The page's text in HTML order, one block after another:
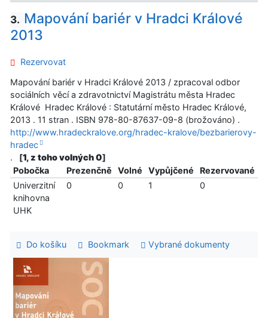
3. Mapování bariér v Hradci Králové
2013
Rezervovat
Mapování bariér v Hradci Králové 2013 / zpracoval odbor
sociálních věcí a zdravotnictví Magistrátu města Hradec
Králové Hradec Králové : Statutární město Hradec Králové,
2013 . 11 stran . ISBN 978-80-87637-09-8 (brožováno) .
http://www.hradeckralove.org/hradec-kralove/bezbarierovy-
hradec
.
[1, z toho volných 0]
Pobočka
Prezenčně Volné Vypůjčené
Rezervované
Univerzitní
knihovna
UHK
0 0 1 0
Do košíku Bookmark Vybrané dokumenty